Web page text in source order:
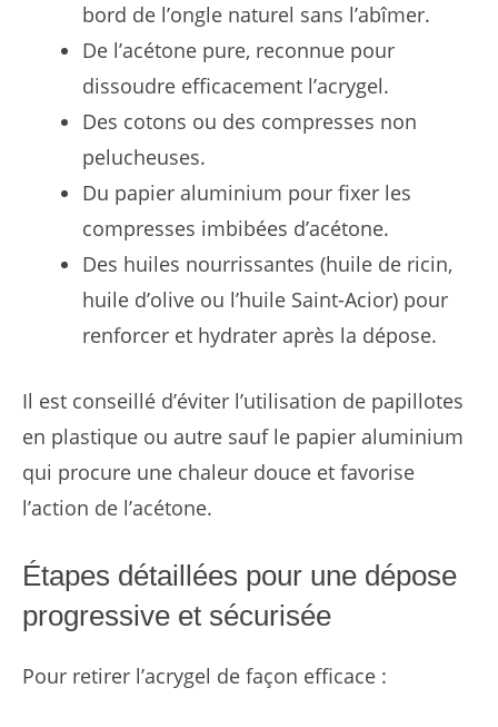
bord de l’ongle naturel sans l’abîmer.
De l’acétone pure, reconnue pour
dissoudre efficacement l’acrygel.
Des cotons ou des compresses non
pelucheuses.
Du papier aluminium pour fixer les
compresses imbibées d’acétone.
Des huiles nourrissantes (huile de ricin,
huile d’olive ou l’huile Saint-Acior) pour
renforcer et hydrater après la dépose.
Il est conseillé d’éviter l’utilisation de papillotes
en plastique ou autre sauf le papier aluminium
qui procure une chaleur douce et favorise
l’action de l’acétone.
Étapes détaillées pour une dépose
progressive et sécurisée
Pour retirer l’acrygel de façon efficace :